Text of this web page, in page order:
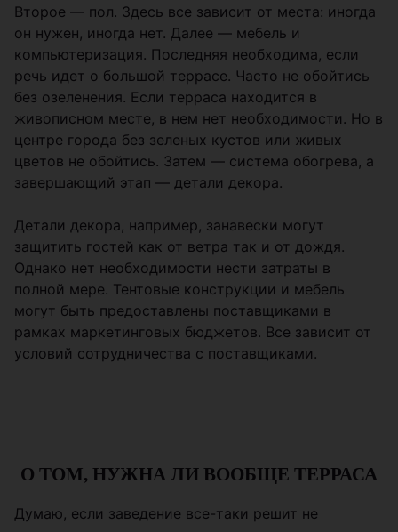
Второе — пол. Здесь все зависит от места: иногда
он нужен, иногда нет. Далее — мебель и
компьютеризация. Последняя необходима, если
речь идет о большой террасе. Часто не обойтись
без озеленения. Если терраса находится в
живописном месте, в нем нет необходимости. Но в
центре города без зеленых кустов или живых
цветов не обойтись. Затем — система обогрева, а
завершающий этап — детали декора.
Детали декора, например, занавески могут
защитить гостей как от ветра так и от дождя.
Однако нет необходимости нести затраты в
полной мере. Тентовые конструкции и мебель
могут быть предоставлены поставщиками в
рамках маркетинговых бюджетов. Все зависит от
условий сотрудничества с поставщиками.
О ТОМ, НУЖНА ЛИ ВООБЩЕ ТЕРРАСА
Думаю, если заведение все-таки решит не